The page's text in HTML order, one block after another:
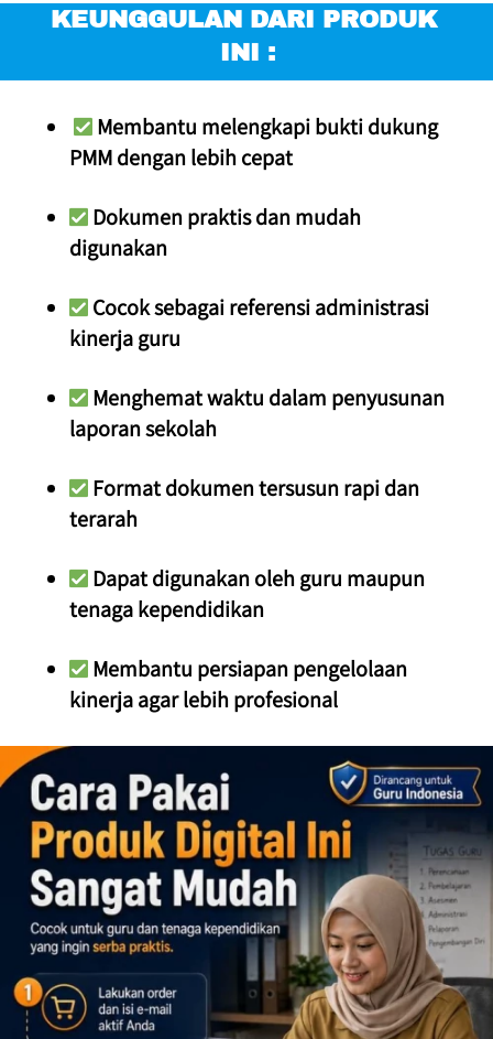
KEUNGGULAN DARI PRODUK
INI :
Membantu melengkapi bukti dukung
PMM dengan lebih cepat
Dokumen praktis dan mudah
digunakan
Cocok sebagai referensi administrasi
kinerja guru
Menghemat waktu dalam penyusunan
laporan sekolah
Format dokumen tersusun rapi dan
terarah
Dapat digunakan oleh guru maupun
tenaga kependidikan
Membantu persiapan pengelolaan
kinerja agar lebih profesional